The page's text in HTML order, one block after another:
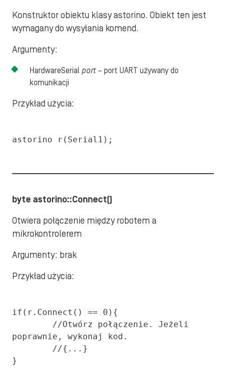
Konstruktor obiektu klasy astorino. Obiekt ten jest
wymagany do wysyłania komend.
Argumenty:
HardwareSerial port– port UART używany do
komunikacji
Przykład użycia:
astorino r(Serial1);
byte astorino::Connect()
Otwiera połączenie między robotem a
mikrokontrolerem
Argumenty: brak
Przykład użycia:
if(r.Connect() == 0){
poprawnie, wykonaj kod.
}